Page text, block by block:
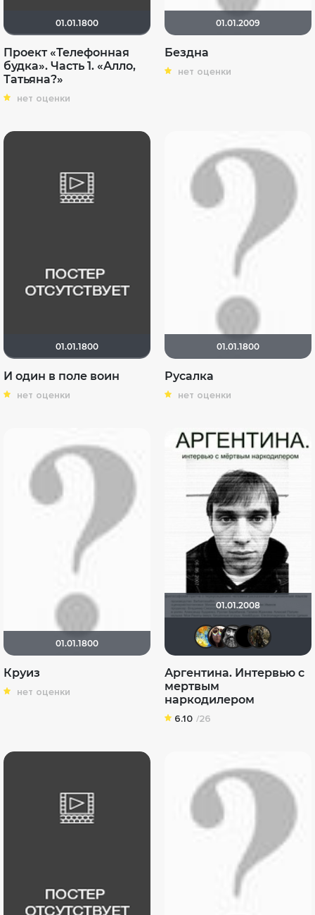
01.01.1800
Проект «Телефонная
будка». Часть 1. «Алло,
Татьяна?»
нет оценки
01.01.2009
Бездна
нет оценки
01.01.1800
И один в поле воин
нет оценки
01.01.1800
Русалка
нет оценки
01.01.1800
Круиз
нет оценки
01.01.2008
Аргентина. Интервью с
мертвым
наркодилером
6.10 /26